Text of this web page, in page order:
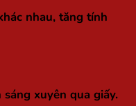
nhau, tăng tính
xuyên qua giấy.